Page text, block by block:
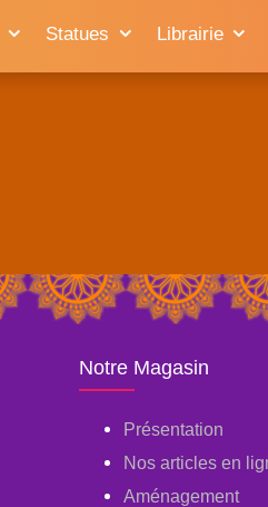
Statues Librairie
Notre Magasin
Présentation
Nos articles en
Aménagement